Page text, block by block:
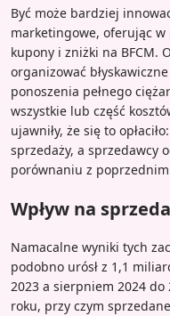
Być może bardziej
marketingowe, oferując w
kupony i zniżki na BFCM.
organizować
ponoszenia pełnego
wszystkie lub część
ujawniły, że się to
sprzedaży, a sprzedawcy
porównaniu z
Wpływ na
Namacalne wyniki tych
podobno urósł z 1,1
2023 a sierpniem 2024
roku, przy czym